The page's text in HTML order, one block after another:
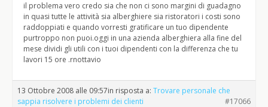
il problema vero credo sia che non ci sono margini di guadagno
in quasi tutte le attività sia alberghiere sia ristoratori i costi sono
raddoppiati e quando vorresti gratificare un tuo dipendente
purtroppo non puoi.oggi in una azienda alberghiera alla fine del
mese dividi gli utili con i tuoi dipendenti con la differenza che tu
lavori 15 ore .rnottavio
13 Ottobre 2008 alle 09:57in risposta a: Trovare personale che
sappia risolvere i problemi dei clienti
#17066